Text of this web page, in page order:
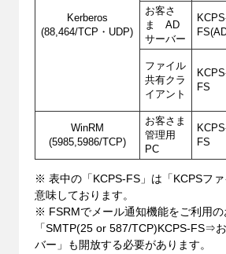
Kerberos
(88,464/TCP・UDP)
お客さ
ま AD
サーバー
ファイル
共有クラ
イアント
FS
WinRM
(5985,5986/TCP)
お客さま
管理用
PC
FS
※ 表中の「KCPS-FS」は「KCPSフ
意味しております。
※ FSRMでメール通知機能をご利用の
「SMTP(25 or 587/TCP)KCPS-FS⇒
バー」も開放する必要があります。